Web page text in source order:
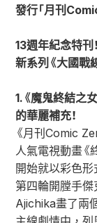
發行「月刊
13週年紀念特刊
新系列《大國戰
1.《魔鬼終結之
的華麗補充！
《月刊Comic
人氣電視動畫《
開始就以彩色形
第四輪開膛手傑
Ajichika畫了兩